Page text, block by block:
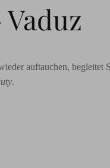
auftauchen,
.